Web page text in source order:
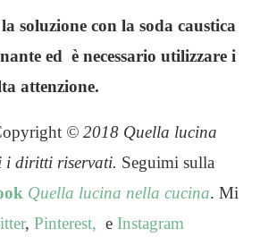
soluzione con la soda caustica
ed è necessario utilizzare i
attenzione.
© 2018 Quella lucina
i diritti riservati. Seguimi sulla
Quella lucina nella cucina. Mi
, Pinterest, e Instagram